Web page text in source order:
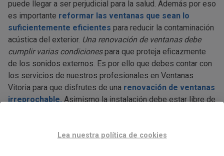
puede llegar a ser perjudicial para la salud. Además por eso
es importante reformar las ventanas que sean lo
suficientemente eficientes para reducir la contaminación
acústica del exterior. Una renovación de ventanas debe
cumplir varias condicionespara que proteja eficazmente
de los sonidos externos. Es por ello que debes contar con
los servicios de nuestros profesionales en Ventanas
Vitoria para que disfrutes de una renovación de ventanas
irreprochable. Asimismo la instalación debe estar libre de
Se debe elegir el nivel adecuado de aislamiento
Lea nuestra política de cookies